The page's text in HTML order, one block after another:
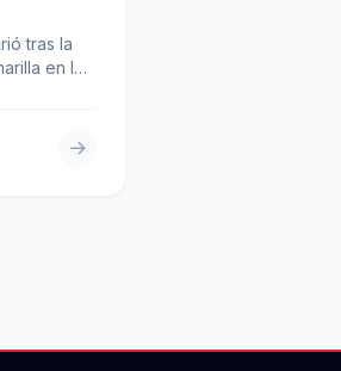
tras la
en la